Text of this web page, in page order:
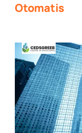
Otomatis